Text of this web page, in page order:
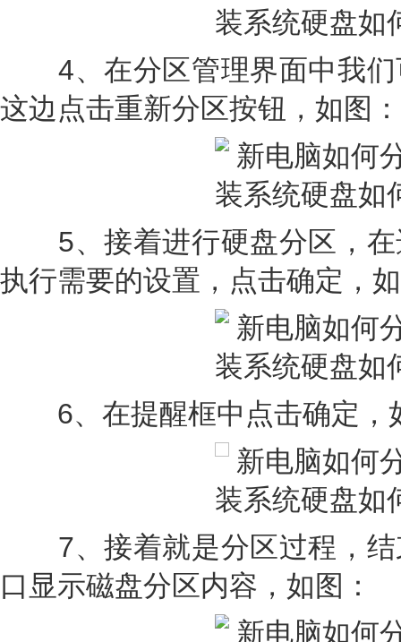
4、在分区管理界面中我们
这边点击重新分区按钮，如图：
5、接着进行硬盘分区，在
执行需要的设置，点击确定，
6、在提醒框中点击确定，
7、接着就是分区过程，结
口显示磁盘分区内容，如图：